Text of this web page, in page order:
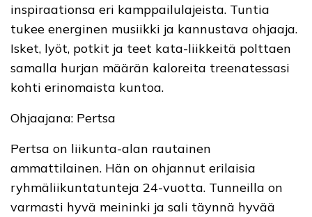
inspiraationsa eri kamppailulajeista. Tuntia
tukee energinen musiikki ja kannustava ohjaaja.
Isket, lyöt, potkit ja teet kata-liikkeitä polttaen
samalla hurjan määrän kaloreita treenatessasi
kohti erinomaista kuntoa.
Ohjaajana: Pertsa
Pertsa on liikunta-alan rautainen
ammattilainen. Hän on ohjannut erilaisia
ryhmäliikuntatunteja 24-vuotta. Tunneilla on
varmasti hyvä meininki ja sali täynnä hyvää